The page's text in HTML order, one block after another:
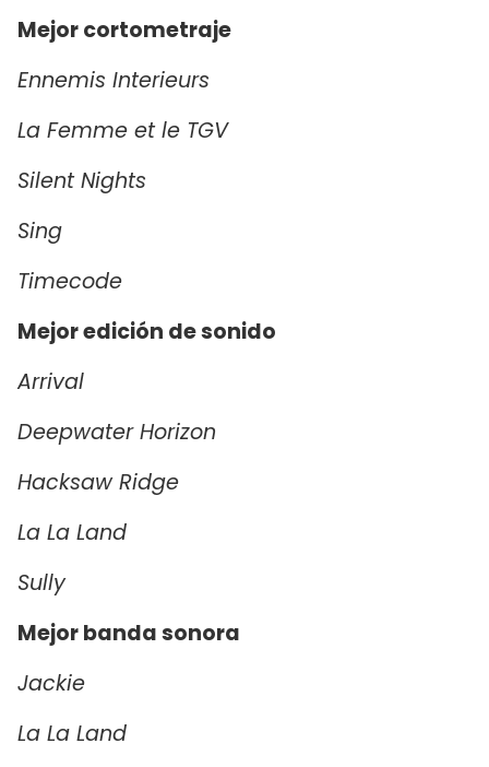
Mejor cortometraje
Ennemis Interieurs
La Femme et le TGV
Silent Nights
Sing
Timecode
Mejor edición de sonido
Arrival
Deepwater Horizon
Hacksaw Ridge
La La Land
Sully
Mejor banda sonora
Jackie
La La Land